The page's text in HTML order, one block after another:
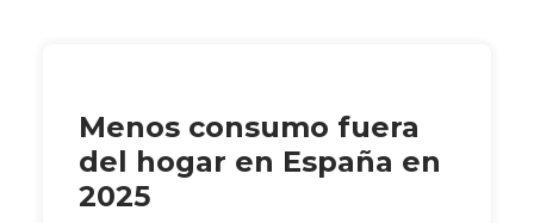
Menos consumo fuera
del hogar en España en
2025